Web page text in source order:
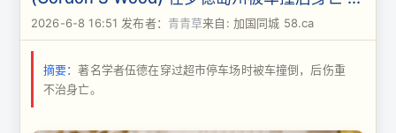
同
城
›
2026-6-8 16:51 发布者： 青青草来自: 加国同城 58.ca
摘要：著名学者伍德在穿过超市停车场时被车撞倒，后伤重
不治身亡。